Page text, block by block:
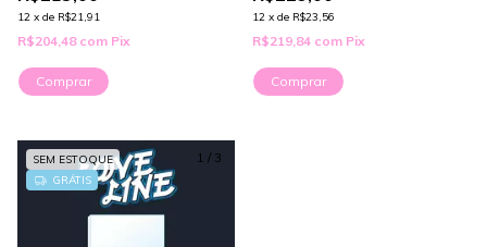
12 x de R$21,91
R$204,48 com Pix
Comprar
12 x de R$23,56
R$219,84 com Pix
Comprar
1 / 3
SEM ESTOQUE
GRÁTIS